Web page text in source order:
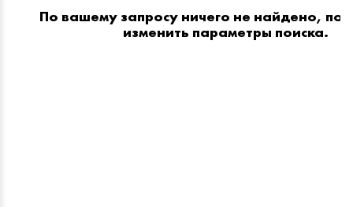
По вашему запросу ничего не найдено,
изменить параметры поиска.